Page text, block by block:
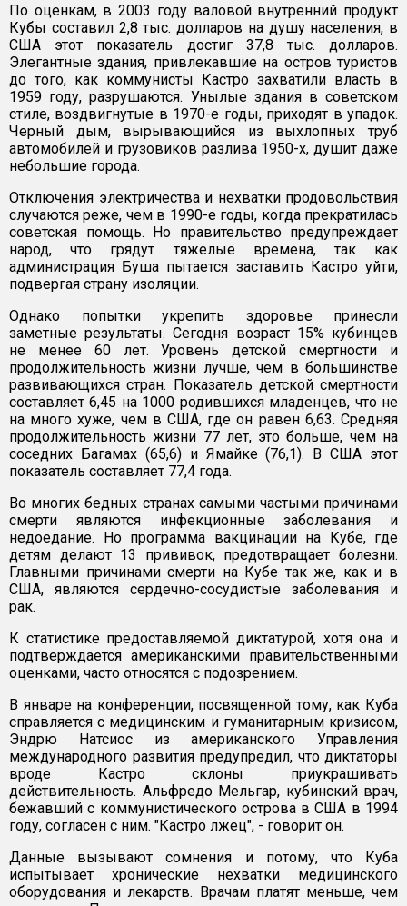
По оценкам, в 2003 году валовой внутренний продукт
Кубы составил 2,8 тыс. долларов на душу населения, в
США этот показатель достиг 37,8 тыс. долларов.
Элегантные здания, привлекавшие на остров туристов
до того, как коммунисты Кастро захватили власть в
1959 году, разрушаются. Унылые здания в советском
стиле, воздвигнутые в 1970-е годы, приходят в упадок.
Черный дым, вырывающийся из выхлопных труб
автомобилей и грузовиков разлива 1950-х, душит даже
небольшие города.
Отключения электричества и нехватки продовольствия
случаются реже, чем в 1990-е годы, когда прекратилась
советская помощь. Но правительство предупреждает
народ, что грядут тяжелые времена, так как
администрация Буша пытается заставить Кастро уйти,
подвергая страну изоляции.
Однако попытки укрепить здоровье принесли
заметные результаты. Сегодня возраст 15% кубинцев
не менее 60 лет. Уровень детской смертности и
продолжительность жизни лучше, чем в большинстве
развивающихся стран. Показатель детской смертности
составляет 6,45 на 1000 родившихся младенцев, что не
на много хуже, чем в США, где он равен 6,63. Средняя
продолжительность жизни 77 лет, это больше, чем на
соседних Багамах (65,6) и Ямайке (76,1). В США этот
показатель составляет 77,4 года.
Во многих бедных странах самыми частыми причинами
смерти являются инфекционные заболевания и
недоедание. Но программа вакцинации на Кубе, где
детям делают 13 прививок, предотвращает болезни.
Главными причинами смерти на Кубе так же, как и в
США, являются сердечно-сосудистые заболевания и
рак.
К статистике предоставляемой диктатурой, хотя она и
подтверждается американскими правительственными
оценками, часто относятся с подозрением.
В январе на конференции, посвященной тому, как Куба
справляется с медицинским и гуманитарным кризисом,
Эндрю Натсиос из американского Управления
международного развития предупредил, что диктаторы
вроде Кастро склоны приукрашивать
действительность. Альфредо Мельгар, кубинский врач,
бежавший с коммунистического острова в США в 1994
году, согласен с ним. "Кастро лжец", - говорит он.
Данные вызывают сомнения и потому, что Куба
испытывает хронические нехватки медицинского
оборудования и лекарств. Врачам платят меньше, чем